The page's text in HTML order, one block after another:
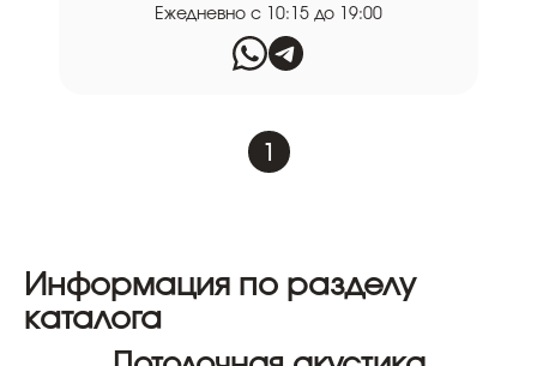
Ежедневно с 10:15 до 19:00
1
Информация по разделу
каталога